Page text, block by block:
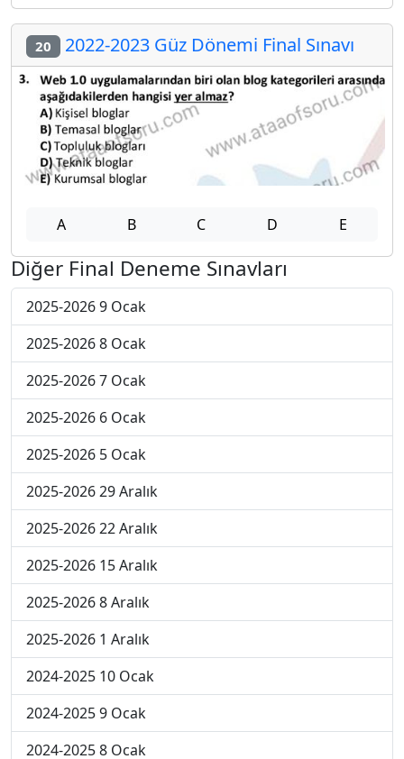
20 2022-2023 Güz Dönemi Final Sınavı
A B C D E
Diğer Final Deneme Sınavları
2025-2026 9 Ocak
2025-2026 8 Ocak
2025-2026 7 Ocak
2025-2026 6 Ocak
2025-2026 5 Ocak
2025-2026 29 Aralık
2025-2026 22 Aralık
2025-2026 15 Aralık
2025-2026 8 Aralık
2025-2026 1 Aralık
2024-2025 10 Ocak
2024-2025 9 Ocak
2024-2025 8 Ocak